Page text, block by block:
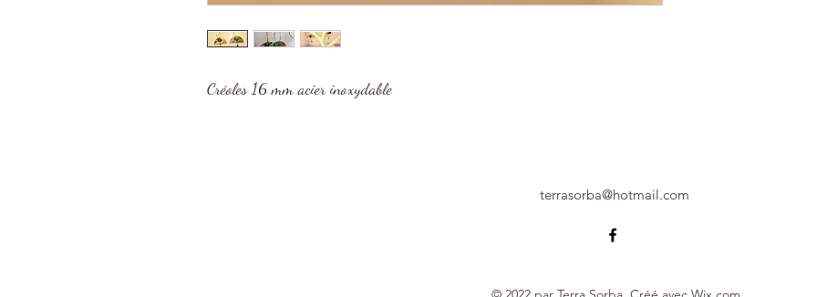
Créoles 16 mm acier inoxydable
terrasorba@hotmail.com